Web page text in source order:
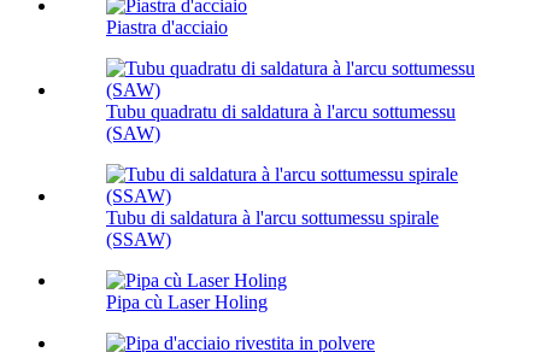
Piastra d'acciaio
Tubu quadratu di saldatura à l'arcu sottumessu
(SAW)
Tubu di saldatura à l'arcu sottumessu spirale
(SSAW)
Pipa cù Laser Holing